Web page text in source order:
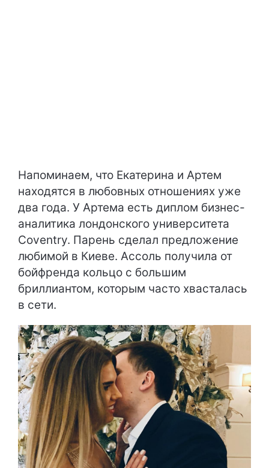
Напоминаем, что Екатерина и Артем
находятся в любовных отношениях уже
два года. У Артема есть диплом бизнес-
аналитика лондонского университета
Coventry. Парень сделал предложение
любимой в Киеве. Ассоль получила от
бойфренда кольцо с большим
бриллиантом, которым часто хвасталась
в сети.